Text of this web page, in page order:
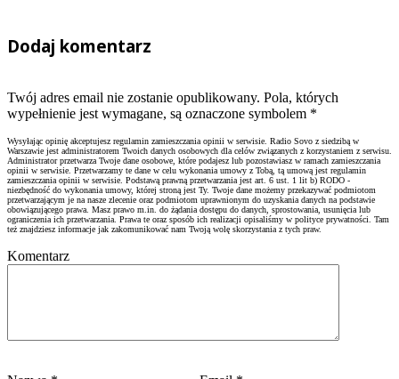
Dodaj komentarz
Twój adres email nie zostanie opublikowany. Pola, których
wypełnienie jest wymagane, są oznaczone symbolem *
Wysyłając opinię akceptujesz regulamin zamieszczania opinii w serwisie. Radio Sovo z siedzibą w
Warszawie jest administratorem Twoich danych osobowych dla celów związanych z korzystaniem z serwisu.
Administrator przetwarza Twoje dane osobowe, które podajesz lub pozostawiasz w ramach zamieszczania
opinii w serwisie. Przetwarzamy te dane w celu wykonania umowy z Tobą, tą umową jest regulamin
zamieszczania opinii w serwisie. Podstawą prawną przetwarzania jest art. 6 ust. 1 lit b) RODO -
niezbędność do wykonania umowy, której stroną jest Ty. Twoje dane możemy przekazywać podmiotom
przetwarzającym je na nasze zlecenie oraz podmiotom uprawnionym do uzyskania danych na podstawie
obowiązującego prawa. Masz prawo m.in. do żądania dostępu do danych, sprostowania, usunięcia lub
ograniczenia ich przetwarzania. Prawa te oraz sposób ich realizacji opisaliśmy w polityce prywatności. Tam
też znajdziesz informacje jak zakomunikować nam Twoją wolę skorzystania z tych praw.
Komentarz